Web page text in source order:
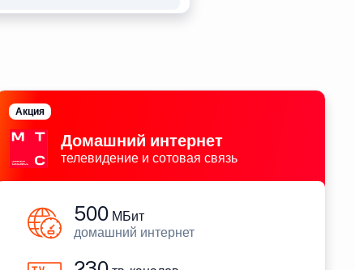
Домашний интернет
телевидение и сотовая связь
Акция
500 МБит
домашний интернет